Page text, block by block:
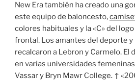
New Era también ha creado una
este equipo de baloncesto,
colores habituales y la «C» del
frontal. Los amantes del deporte y
recalcaron a Lebron y Carmelo. El
en varias universidades
Vassar y Bryn Mawr College. ↑